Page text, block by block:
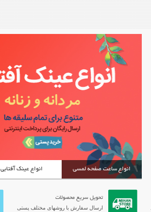
انواع ساعت صفحه لمسی انواع عینک آفتابی
تحویل سریع محصولات
ارسال سفارش با روشهای مختلف پستی